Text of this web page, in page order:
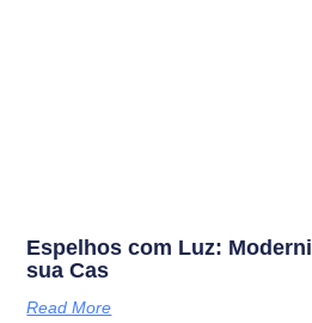
Espelhos com Luz:
sua Cas
Read More